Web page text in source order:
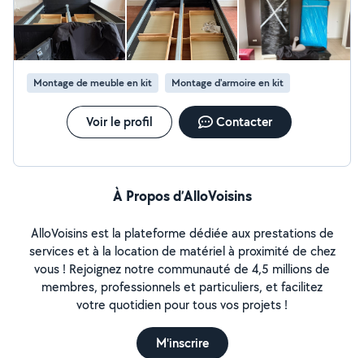
Montage de meuble en kit Montage d'armoire en kit
Voir le profil Contacter
À Propos d’AlloVoisins
AlloVoisins est la plateforme dédiée aux prestations de
services et à la location de matériel à proximité de chez
vous ! Rejoignez notre communauté de 4,5 millions de
membres, professionnels et particuliers, et facilitez
votre quotidien pour tous vos projets !
M'inscrire